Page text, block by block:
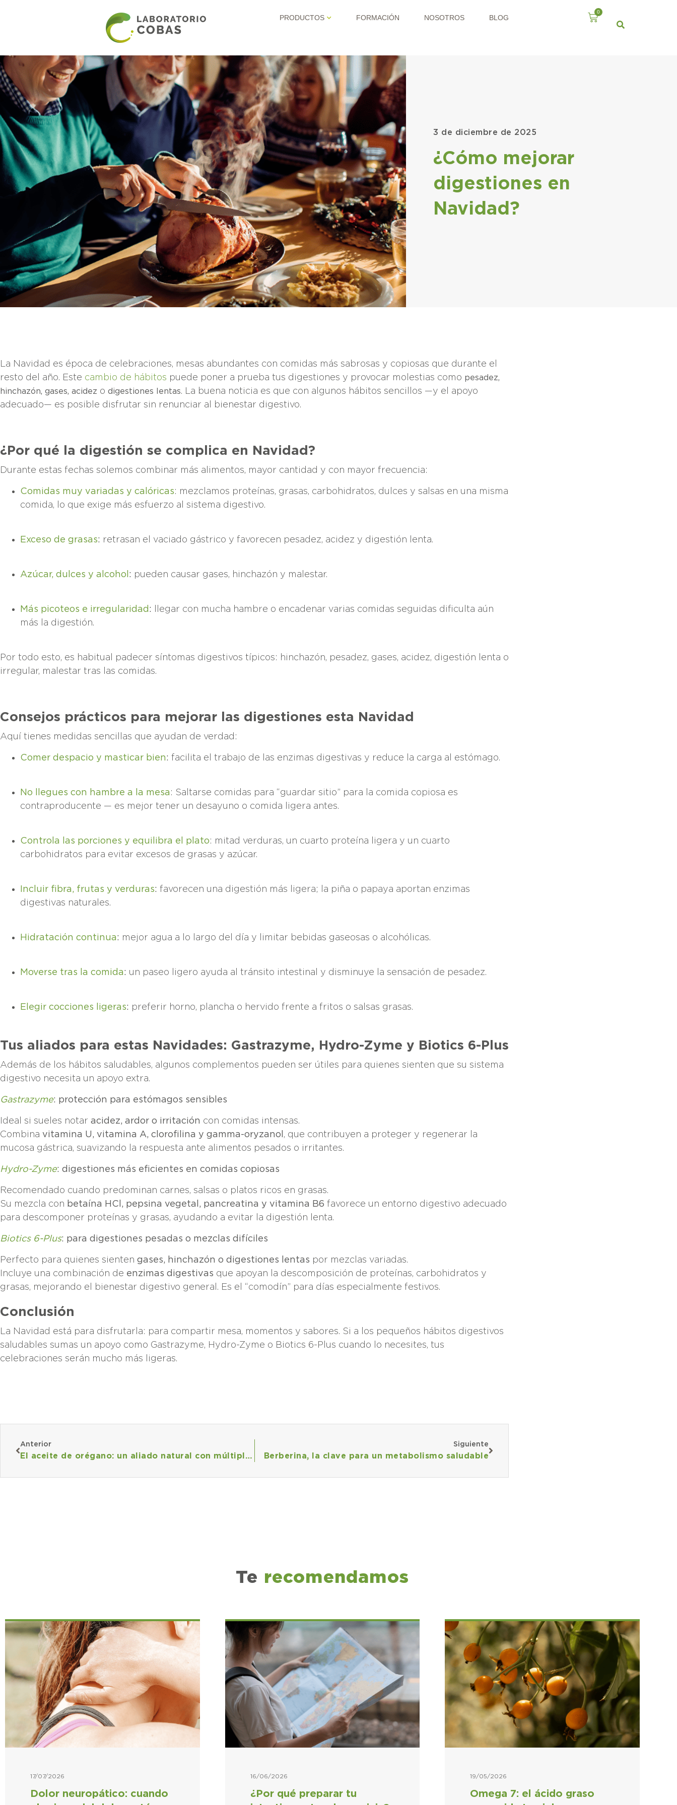
PRODUCTOS FORMACIÓN NOSOTROS BLOG
0
3 de diciembre de 2025
¿Cómo mejorar
digestiones en
Navidad?
La Navidad es época de celebraciones, mesas abundantes con comidas más sabrosas y copiosas que durante el
resto del año. Este cambio de hábitos puede poner a prueba tus digestiones y provocar molestias como pesadez,
hinchazón, gases, acidez o digestiones lentas. La buena noticia es que con algunos hábitos sencillos —y el apoyo
adecuado— es posible disfrutar sin renunciar al bienestar digestivo.
¿Por qué la digestión se complica en Navidad?
Durante estas fechas solemos combinar más alimentos, mayor cantidad y con mayor frecuencia:
Comidas muy variadas y calóricas: mezclamos proteínas, grasas, carbohidratos, dulces y salsas en una misma
comida, lo que exige más esfuerzo al sistema digestivo.
Exceso de grasas: retrasan el vaciado gástrico y favorecen pesadez, acidez y digestión lenta.
Azúcar, dulces y alcohol : pueden causar gases, hinchazón y malestar.
Más picoteos e irregularidad :
llegar con mucha hambre o encadenar varias comidas seguidas dificulta aún
más la digestión.
Por todo esto, es habitual padecer síntomas digestivos típicos: hinchazón, pesadez, gases, acidez, digestión lenta o
irregular, malestar tras las comidas.
Consejos prácticos para mejorar las digestiones esta Navidad
Aquí tienes medidas sencillas que ayudan de verdad:
Comer despacio y masticar bien: facilita el trabajo de las enzimas digestivas y reduce la carga al estómago.
No llegues con hambre a la mesa : Saltarse comidas para “guardar sitio” para la comida copiosa es
contraproducente — es mejor tener un desayuno o comida ligera antes.
Controla las porciones y equilibra el plato: mitad verduras, un cuarto proteína ligera y un cuarto
carbohidratos para evitar excesos de grasas y azúcar.
Incluir fibra, frutas y verduras: favorecen una digestión más ligera; la piña o papaya aportan enzimas
digestivas naturales.
Hidratación continua: mejor agua a lo largo del día y limitar bebidas gaseosas o alcohólicas.
Moverse tras la comida: un paseo ligero ayuda al tránsito intestinal y disminuye la sensación de pesadez.
Elegir cocciones ligeras: preferir horno, plancha o hervido frente a fritos o salsas grasas.
Tus aliados para estas Navidades: Gastrazyme, Hydro-Zyme y Biotics 6-Plus
Además de los hábitos saludables, algunos complementos pueden ser útiles para quienes sienten que su sistema
digestivo necesita un apoyo extra.
Gastrazyme: protección para estómagos sensibles
Ideal si sueles notar acidez, ardor o irritación con comidas intensas.
Combina vitamina U, vitamina A, clorofilina y gamma-oryzanol , que contribuyen a proteger y regenerar la
mucosa gástrica, suavizando la respuesta ante alimentos pesados o irritantes.
Hydro-Zyme: digestiones más eficientes en comidas copiosas
Recomendado cuando predominan carnes, salsas o platos ricos en grasas.
Su mezcla con betaína HCl, pepsina vegetal, pancreatina y vitamina B6 favorece un entorno digestivo adecuado
para descomponer proteínas y grasas, ayudando a evitar la digestión lenta.
Biotics 6-Plus: para digestiones pesadas o mezclas difíciles
Perfecto para quienes sienten gases, hinchazón o digestiones lentas por mezclas variadas.
Incluye una combinación de enzimas digestivas que apoyan la descomposición de proteínas, carbohidratos y
grasas, mejorando el bienestar digestivo general. Es el “comodín” para días especialmente festivos.
Conclusión
La Navidad está para disfrutarla: para compartir mesa, momentos y sabores. Si a los pequeños hábitos digestivos
saludables sumas un apoyo como Gastrazyme, Hydro-Zyme o Biotics 6-Plus cuando lo necesites, tus
celebraciones serán mucho más ligeras.
Anterior
El aceite de orégano: un aliado natural con múltiples beneficios
Siguiente
Berberina, la clave para un metabolismo saludable
Te recomendamos
Dolor neuropático: cuando
17/07/2026
¿Por qué preparar tu
16/06/2026
Omega 7: el ácido graso
19/05/2026